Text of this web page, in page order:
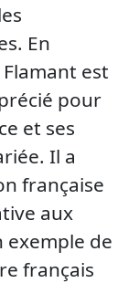
En
est
pour
et ses
Il a
française
aux
exemple de
français